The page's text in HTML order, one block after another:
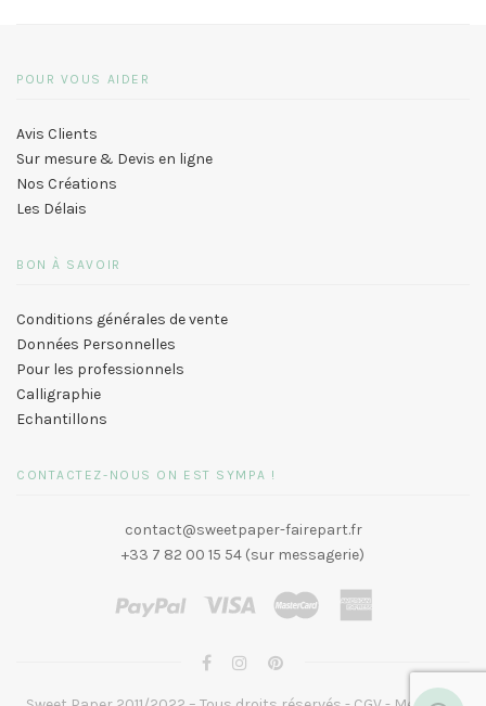
POUR VOUS AIDER
Avis Clients
Sur mesure & Devis en ligne
Nos Créations
Les Délais
BON À SAVOIR
Conditions générales de vente
Données Personnelles
Pour les professionnels
Calligraphie
Echantillons
CONTACTEZ-NOUS ON EST SYMPA !
contact@sweetpaper-fairepart.fr
+33 7 82 00 15 54 (sur messagerie)